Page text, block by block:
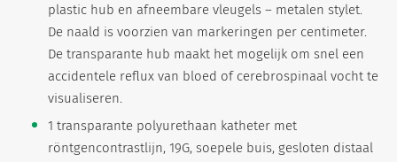
plastic hub en afneembare vleugels – metalen stylet.
De naald is voorzien van markeringen per centimeter.
De transparante hub maakt het mogelijk om snel een
accidentele reflux van bloed of cerebrospinaal vocht te
visualiseren.
1 transparante polyurethaan katheter met
röntgencontrastlijn, 19G, soepele buis, gesloten distaal